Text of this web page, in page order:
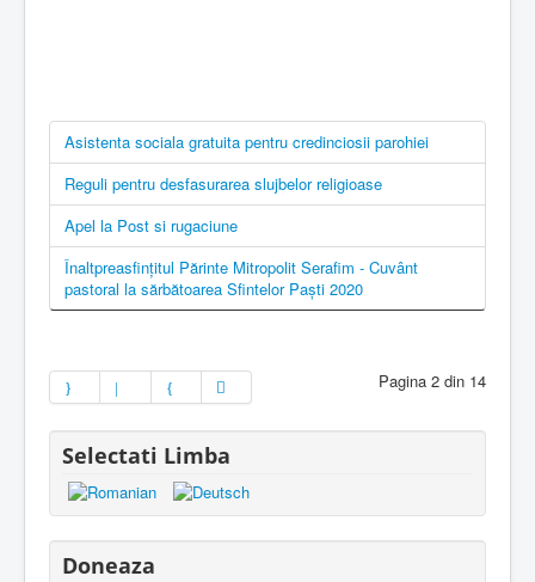
Asistenta sociala gratuita pentru credinciosii parohiei
Reguli pentru desfasurarea slujbelor religioase
Apel la Post si rugaciune
Înaltpreasfințitul Părinte Mitropolit Serafim - Cuvânt
pastoral la sărbătoarea Sfintelor Paști 2020
Pagina 2 din 14
Selectati Limba
Doneaza